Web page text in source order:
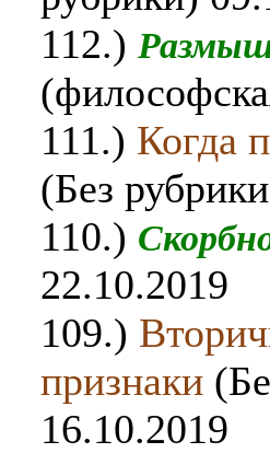
112.)
111.) Когда
(Без
110.)
22.10.2019
109.)
признаки
16.10.2019